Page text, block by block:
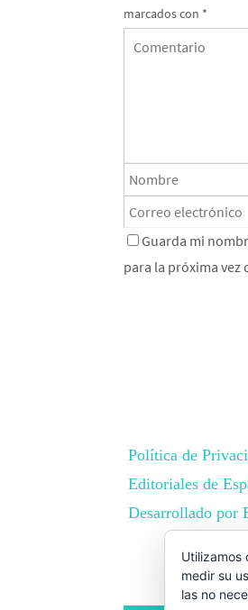
marcados con *
Guarda mi
para la próxima vez
Política de
Editoriales de
Desarrollado por
Utilizamos
medir su
las no